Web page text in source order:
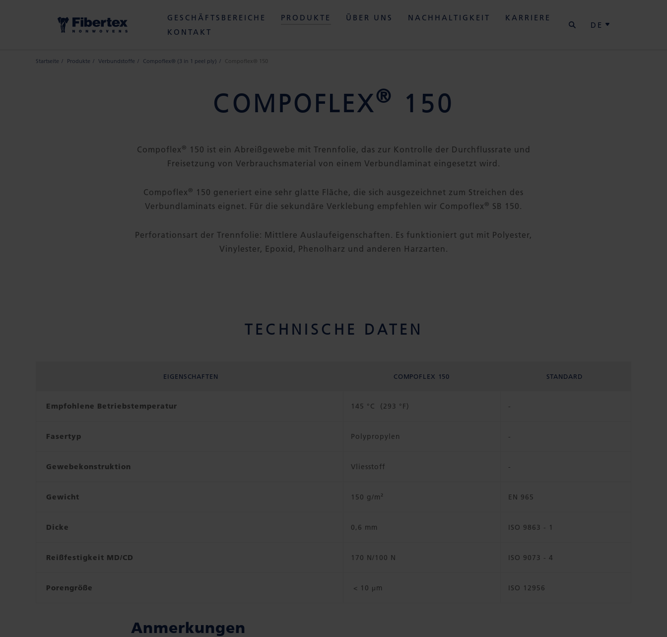
GESCHÄFTSBEREICHE PRODUKTE ÜBER UNS NACHHALTIGKEIT
KARRIERE
KONTAKT
DE
Startseite Produkte Verbundstoffe Compoflex® (3 in 1 peel ply) Compoflex® 150
COMPOFLEX® 150
Compoflex ® 150 ist ein Abreißgewebe mit Trennfolie, das zur Kontrolle der Durchflussrate und
Freisetzung von Verbrauchsmaterial von einem Verbundlaminat eingesetzt wird.
Compoflex ® 150 generiert eine sehr glatte Fläche, die sich ausgezeichnet zum Streichen des
Verbundlaminats eignet. Für die sekundäre Verklebung empfehlen wir Compoflex ® SB 150.
Perforationsart der Trennfolie: Mittlere Auslaufeigenschaften. Es funktioniert gut mit Polyester,
Vinylester, Epoxid, Phenolharz und anderen Harzarten.
TECHNISCHE DATEN
EIGENSCHAFTEN COMPOFLEX 150 STANDARD
Empfohlene Betriebstemperatur 145 °C (293 °F) -
Fasertyp Polypropylen -
Gewebekonstruktion Vliesstoff -
Gewicht 150 g/m² EN 965
Dicke 0,6 mm ISO 9863 - 1
Reißfestigkeit MD/CD 170 N/100 N ISO 9073 - 4
Porengröße < 10 μm ISO 12956
Anmerkungen